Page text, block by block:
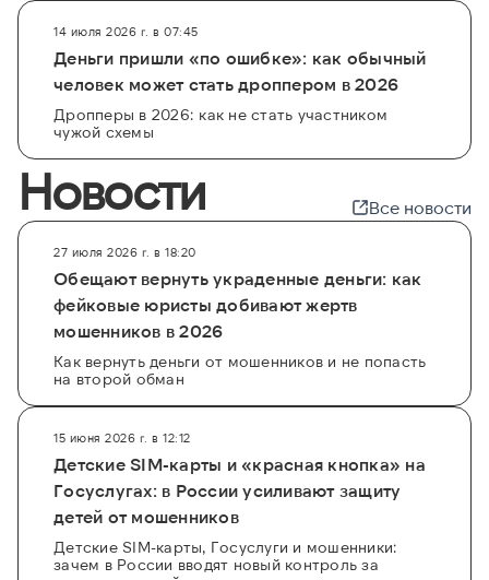
14 июля 2026 г. в 07:45
Деньги пришли «по ошибке»: как обычный
человек может стать дроппером в 2026
Дропперы в 2026: как не стать участником
чужой схемы
Новости Все новости
27 июля 2026 г. в 18:20
Обещают вернуть украденные деньги: как
фейковые юристы добивают жертв
мошенников в 2026
Как вернуть деньги от мошенников и не попасть
на второй обман
15 июня 2026 г. в 12:12
Детские SIM-карты и «красная кнопка» на
Госуслугах: в России усиливают защиту
детей от мошенников
Детские SIM-карты, Госуслуги и мошенники:
зачем в России вводят новый контроль за